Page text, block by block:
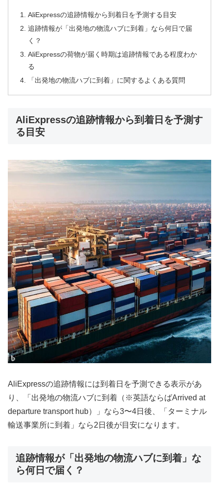
AliExpressの追跡情報から到着日を予測する目安
追跡情報が「出発地の物流ハブに到着」なら何日で届
く？
AliExpressの荷物が届く時期は追跡情報である程度わか
る
「出発地の物流ハブに到着」に関するよくある質問
AliExpressの追跡情報から到着日を予測す
る目安
AliExpressの追跡情報には到着日を予測できる表示があ
り、「出発地の物流ハブに到着（※英語ならばArrived at
departure transport hub）」なら3〜4日後、「ターミナル
輸送事業所に到着」なら2日後が目安になります。
追跡情報が「出発地の物流ハブに到着」な
ら何日で届く？